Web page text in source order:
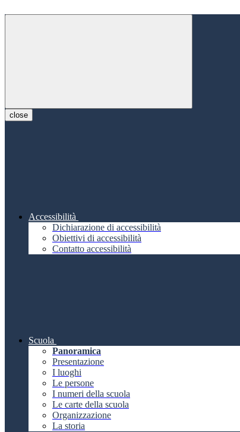
close
Accessibilità
Dichiarazione di accessibilità
Obiettivi di accessibilità
Contatto accessibilità
Scuola
Panoramica
Presentazione
I luoghi
Le persone
I numeri della scuola
Le carte della scuola
Organizzazione
La storia